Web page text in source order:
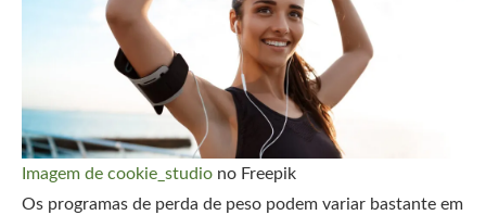
Imagem de cookie_studio no Freepik
Os programas de perda de peso podem variar bastante em